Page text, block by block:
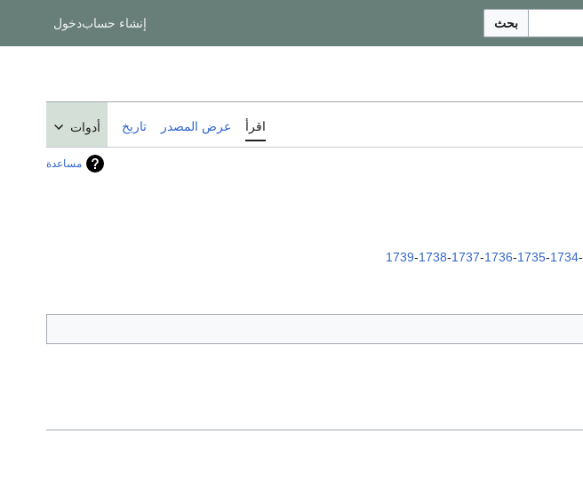
بحث إنشاء حسابدخول
اقرأ عرض المصدر تاريخ أدوات
مساعدة
1739-1738-1737-1736-1735-1734-